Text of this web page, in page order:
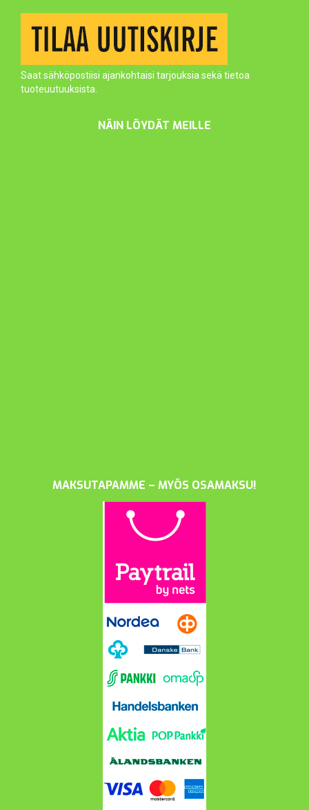
Saat sähköpostiisi ajankohtaisi tarjouksia sekä tietoa
tuoteuutuuksista.
NÄIN LÖYDÄT MEILLE
MAKSUTAPAMME – MYÖS OSAMAKSU!